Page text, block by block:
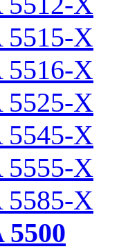
5515-X
5516-X
5525-X
5545-X
5555-X
5585-X
5500